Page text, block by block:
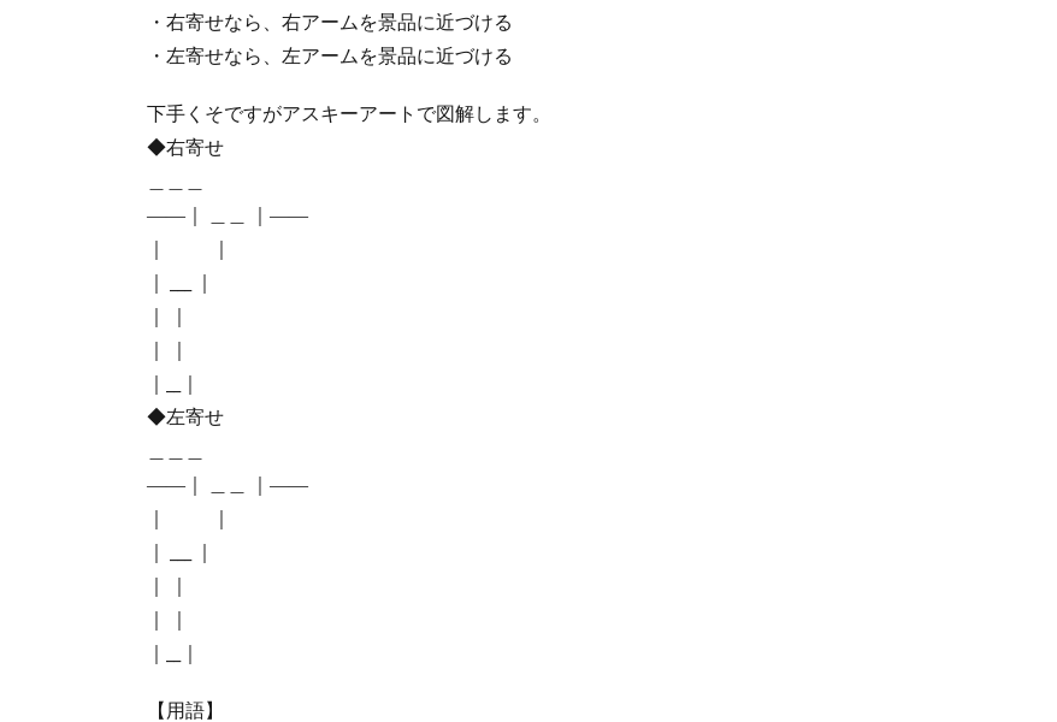
・右寄せなら、右アームを景品に近づける
・左寄せなら、左アームを景品に近づける
下手くそですがアスキーアートで図解します。
◆右寄せ
――｜ ＿＿ ｜――
｜ ｜
｜ ___ ｜
｜ ｜
｜ ｜
｜__｜
◆左寄せ
――｜ ＿＿ ｜――
｜ ｜
｜ ___ ｜
｜ ｜
｜ ｜
｜__｜
【用語】